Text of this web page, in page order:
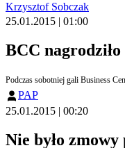
Krzysztof Sobczak
25.01.2015 | 01:00
BCC
Podczas sobotniej gali Business
PAP
25.01.2015 | 00:20
Nie było